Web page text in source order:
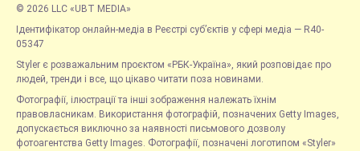
© 2026 LLC «UBT MEDIA»
Ідентифікатор онлайн-медіа в Реєстрі суб’єктів у сфері медіа — R40-
05347
Styler є розважальним проєктом «РБК-Україна», який розповідає про
людей, тренди і все, що цікаво читати поза новинами.
Фотографії, ілюстрації та інші зображення належать їхнім
правовласникам. Використання фотографій, позначених Getty Images,
допускається виключно за наявності письмового дозволу
фотоагентства Getty Images. Фотографії, позначені логотипом «Styler»